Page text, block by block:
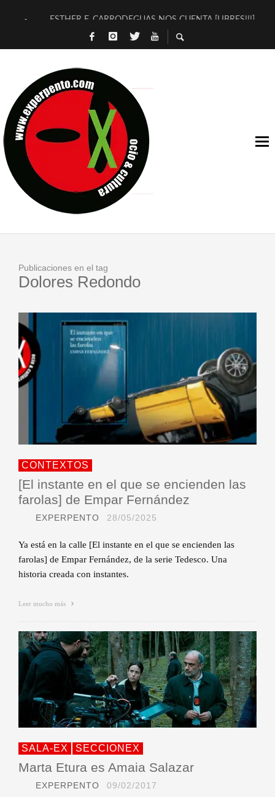
ESTHER F. CARRODEGUAS NOS CUENTA [LIBRES!!!]
[TERRA DE GUAPES] DE SANDRA MONFORT
TIMBRE 4, LA ESCUELA DEL DIRECTOR TEATRAL CLAUDIO
30 AÑOS (NO ES NADA) DE LA KATARSIS DEL TOMATAZO
MILITARES JUDÍAS EN #EXVITA
D’BALDOMEROS REINVENTAN [BITÁCORA 3.0] EN EXVITA
MARSHALL FLASH PRESENTA EN EXVITA [RELATIVA
JOFRE BARDAGÍ EN EXVITA INTERPRETANDO A SERRAT
Publicaciones en el tag
Dolores Redondo
CONTEXTOS
[El instante en el que se encienden las
farolas] de Empar Fernández
EXPERPENTO 28/05/2025
Ya está en la calle [El instante en el que se encienden las
farolas] de Empar Fernández, de la serie Tedesco. Una
historia creada con instantes.
Leer mucho más
SALA-EX SECCIONEX
Marta Etura es Amaia Salazar
EXPERPENTO 09/02/2017